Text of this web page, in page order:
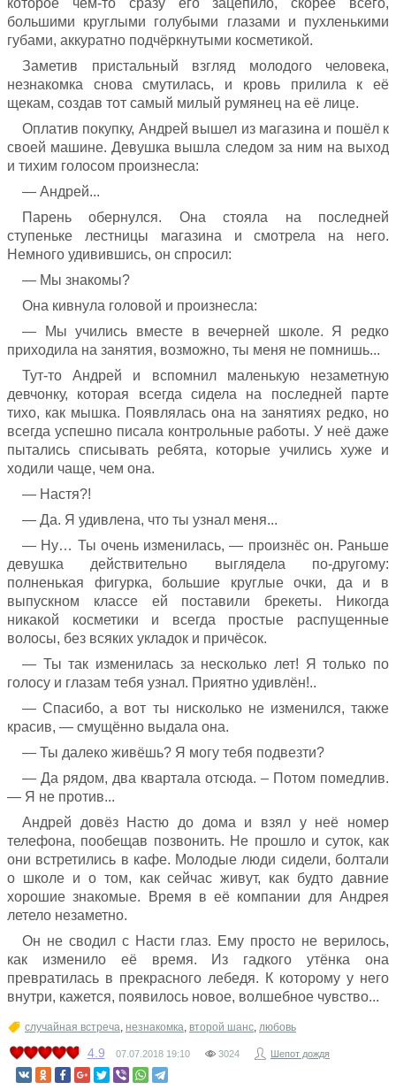
которое чем-то сразу его зацепило, скорее всего,
большими круглыми голубыми глазами и пухленькими
губами, аккуратно подчёркнутыми косметикой.
Заметив пристальный взгляд молодого человека,
незнакомка снова смутилась, и кровь прилила к её
щекам, создав тот самый милый румянец на её лице.
Оплатив покупку, Андрей вышел из магазина и пошёл к
своей машине. Девушка вышла следом за ним на выход
и тихим голосом произнесла:
— Андрей...
Парень обернулся. Она стояла на последней
ступеньке лестницы магазина и смотрела на него.
Немного удивившись, он спросил:
— Мы знакомы?
Она кивнула головой и произнесла:
— Мы учились вместе в вечерней школе. Я редко
приходила на занятия, возможно, ты меня не помнишь...
Тут-то Андрей и вспомнил маленькую незаметную
девчонку, которая всегда сидела на последней парте
тихо, как мышка. Появлялась она на занятиях редко, но
всегда успешно писала контрольные работы. У неё даже
пытались списывать ребята, которые учились хуже и
ходили чаще, чем она.
— Настя?!
— Да. Я удивлена, что ты узнал меня...
— Ну… Ты очень изменилась, — произнёс он. Раньше
девушка действительно выглядела по-другому:
полненькая фигурка, большие круглые очки, да и в
выпускном классе ей поставили брекеты. Никогда
никакой косметики и всегда простые распущенные
волосы, без всяких укладок и причёсок.
— Ты так изменилась за несколько лет! Я только по
голосу и глазам тебя узнал. Приятно удивлён!..
— Спасибо, а вот ты нисколько не изменился, также
красив, — смущённо выдала она.
— Ты далеко живёшь? Я могу тебя подвезти?
— Да рядом, два квартала отсюда. – Потом помедлив.
— Я не против...
Андрей довёз Настю до дома и взял у неё номер
телефона, пообещав позвонить. Не прошло и суток, как
они встретились в кафе. Молодые люди сидели, болтали
о школе и о том, как сейчас живут, как будто давние
хорошие знакомые. Время в её компании для Андрея
летело незаметно.
Он не сводил с Насти глаз. Ему просто не верилось,
как изменило её время. Из гадкого утёнка она
превратилась в прекрасного лебедя. К которому у него
внутри, кажется, появилось новое, волшебное чувство...
случайная встреча, незнакомка, второй шанс, любовь
4.9 07.07.2018 19:10 3024 Шепот дождя